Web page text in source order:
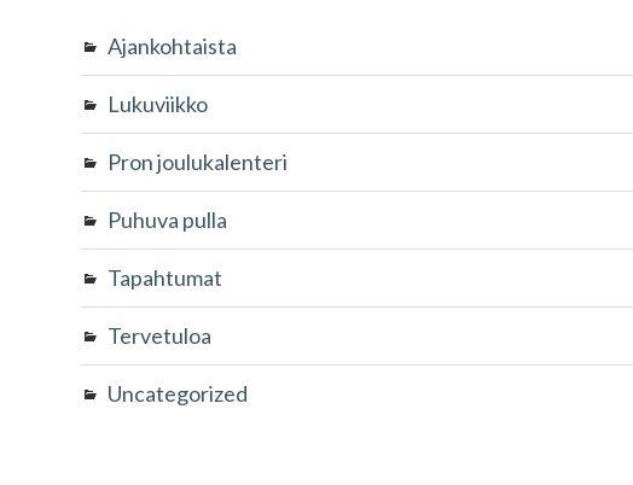
Ajankohtaista
Lukuviikko
Pron joulukalenteri
Puhuva pulla
Tapahtumat
Tervetuloa
Uncategorized